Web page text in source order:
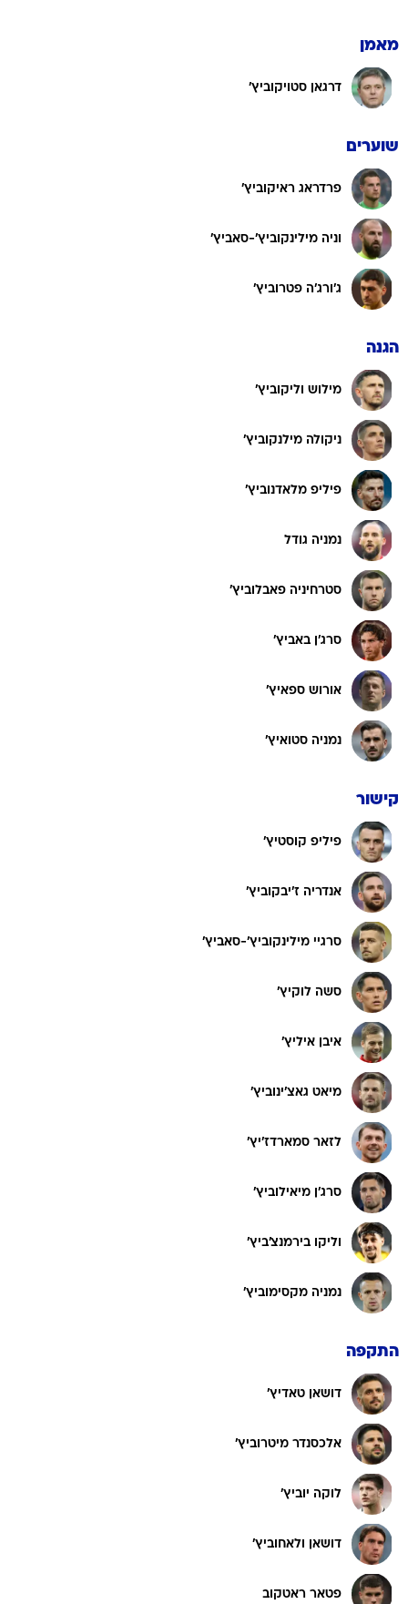
מאמן
דרגאן סטויקוביץ'
שוערים
פרדראג ראיקוביץ'
וניה מילינקוביץ'-סאביץ'
ג'ורג'ה פטרוביץ'
הגנה
מילוש וליקוביץ'
ניקולה מילנקוביץ'
פיליפ מלאדנוביץ'
נמניה גודל
סטרחיניה פאבלוביץ'
סרג'ן באביץ'
אורוש ספאיץ'
נמניה סטואיץ'
קישור
פיליפ קוסטיץ'
אנדריה ז'יבקוביץ'
סרגיי מילינקוביץ'-סאביץ'
סשה לוקיץ'
איבן איליץ'
מיאט גאצ'ינוביץ'
לזאר סמארדז'יץ'
סרג'ן מיאילוביץ'
וליקו בירמנצ'ביץ'
נמניה מקסימוביץ'
התקפה
דושאן טאדיץ'
אלכסנדר מיטרוביץ'
לוקה יוביץ'
דושאן ולאחוביץ'
פטאר ראטקוב